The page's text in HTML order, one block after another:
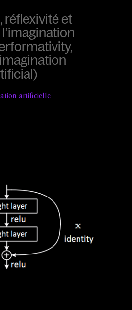
réflexivité et
artificielle